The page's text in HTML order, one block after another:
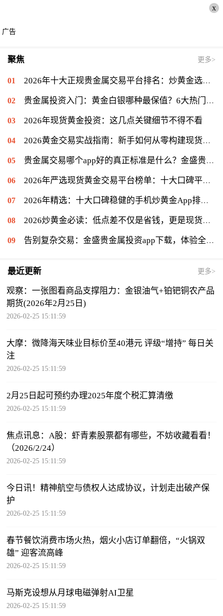
x
广告
聚焦 更多>
2026年十大正规贵金属交易平台排名：炒黄金选哪个APP资金安全？
贵金属投资入门：黄金白银哪种最保值？6大热门品种利弊对比
2026年现货黄金投资：这几点关键细节不得不看
2026黄金交易实战指南：新手如何从零构建现货黄金投资体系？
贵金属交易哪个app好的真正标准是什么？金盛贵金属用专业陪伴给出答案
2026年严选现货黄金交易平台榜单：十大口碑平台深度测评与避坑指南
2026年精选：十大口碑稳健的手机炒黄金App排行榜深度评测
2026炒黄金必读：低点差不仅是省钱，更是现货黄金盈利核心
告别复杂交易：金盛贵金属投资app下载，体验全能的便捷平台
最近更新 更多>
观察：一张图看商品支撑阻力：金银油气+铂钯铜农产品
期货(2026年2月25日)
2026-02-25 15:11:59
大摩：微降海天味业目标价至40港元 评级“增持” 每日关
注
2026-02-25 15:11:59
2月25日起可预约办理2025年度个税汇算清缴
2026-02-25 15:11:59
焦点讯息：A股：虾青素股票都有哪些，不妨收藏看看！
（2026/2/24）
2026-02-25 15:11:59
今日讯！精神航空与债权人达成协议，计划走出破产保
护
2026-02-25 15:11:59
春节餐饮消费市场火热，烟火小店订单翻倍，“火锅双
雄” 迎客流高峰
2026-02-25 15:11:59
马斯克设想从月球电磁弹射AI卫星
2026-02-25 15:11:59